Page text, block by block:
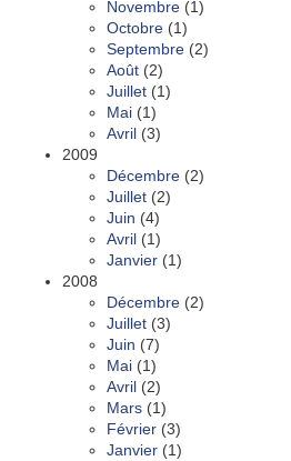
Novembre (1)
Octobre (1)
Septembre (2)
Août (2)
Juillet (1)
Mai (1)
Avril (3)
2009
Décembre (2)
Juillet (2)
Juin (4)
Avril (1)
Janvier (1)
2008
Décembre (2)
Juillet (3)
Juin (7)
Mai (1)
Avril (2)
Mars (1)
Février (3)
Janvier (1)